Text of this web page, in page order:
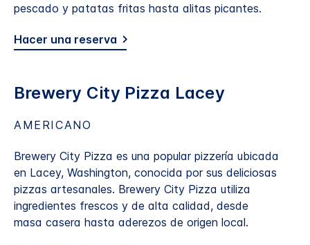
pescado y patatas fritas hasta alitas picantes.
Hacer una reserva
Brewery City Pizza Lacey
AMERICANO
Brewery City Pizza es una popular pizzería ubicada
en Lacey, Washington, conocida por sus deliciosas
pizzas artesanales. Brewery City Pizza utiliza
ingredientes frescos y de alta calidad, desde
masa casera hasta aderezos de origen local.